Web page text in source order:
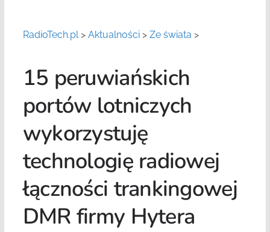
RadioTech.pl> Aktualności> Ze świata >
15 peruwiańskich
portów lotniczych
wykorzystuję
technologię radiowej
łączności trankingowej
DMR firmy Hytera